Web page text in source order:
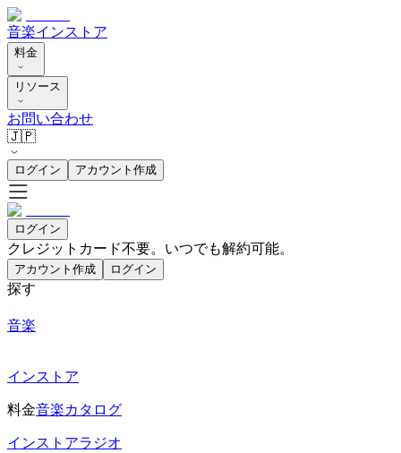
音楽インストア
料金
リソース
お問い合わせ
🇯🇵
ログイン アカウント作成
ログイン
クレジットカード不要。いつでも解約可能。
アカウント作成 ログイン
探す
音楽
インストア
料金音楽カタログ
インストアラジオ